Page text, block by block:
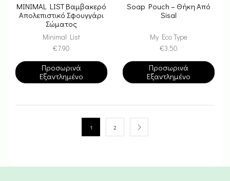
MINIMAL LIST Βαμβακερό
Απολεπιστικό Σφουγγάρι
Σώματος
Minimal List
€7.90
Προσωρινά
Εξαντλημένο
Soap Pouch – Θήκη Από
Sisal
My Eco Type
€3.50
Προσωρινά
Εξαντλημένο
1 2